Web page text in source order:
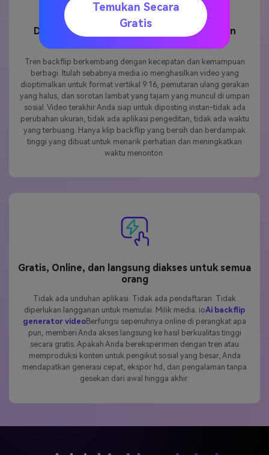
Dibuat untuk tiktok, gulungan, dan konten
Tren backflip berkembang dengan kecepatan dan kemampuan
berbagi. Itulah sebabnya media.io menghasilkan video yang
dioptimalkan untuk format vertikal 9:16, pemutaran ulang gerakan
yang halus, dan sorotan lambat yang tajam yang muncul di umpan
sosial. Video terakhir Anda siap untuk diposting instan-tidak ada
perubahan ukuran, tidak ada aplikasi pengeditan, tidak ada waktu
yang terbuang. Hanya klip backflip yang bersih dan berdampak
tinggi yang dibuat untuk menarik perhatian dan meningkatkan
waktu menonton.
Gratis, Online, dan langsung diakses untuk semua
orang
Tidak ada unduhan aplikasi. Tidak ada pendaftaran. Tidak
diperlukan langganan untuk memulai. Milik media. ioAi backflip
generator videoBerfungsi sepenuhnya online di perangkat apa
pun, memberi Anda akses langsung ke hasil berkualitas tinggi
secara gratis. Apakah Anda bereksperimen dengan tren atau
memproduksi konten untuk pengikut sosial yang besar, Anda
mendapatkan generasi cepat, ekspor hd, dan pengalaman tanpa
gesekan dari awal hingga akhir.
Temukan Secara
Gratis